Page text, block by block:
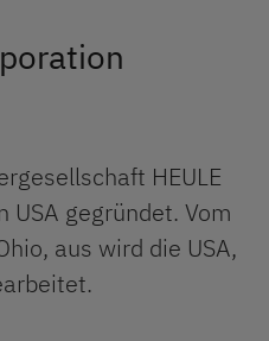
HEULE
USA gegründet. Vom
aus wird die USA,